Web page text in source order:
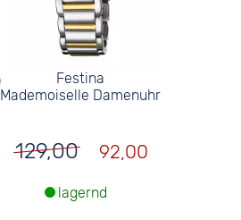
Festina
Mademoiselle Damenuhr
129,00 92,00
lagernd